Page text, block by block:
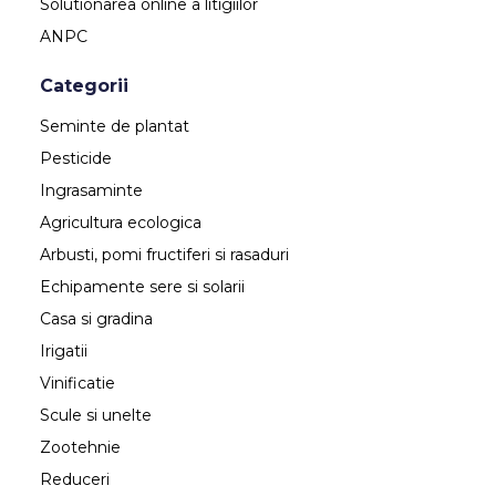
Solutionarea online a litigiilor
ANPC
Categorii
Seminte de plantat
Pesticide
Ingrasaminte
Agricultura ecologica
Arbusti, pomi fructiferi si rasaduri
Echipamente sere si solarii
Casa si gradina
Irigatii
Vinificatie
Scule si unelte
Zootehnie
Reduceri